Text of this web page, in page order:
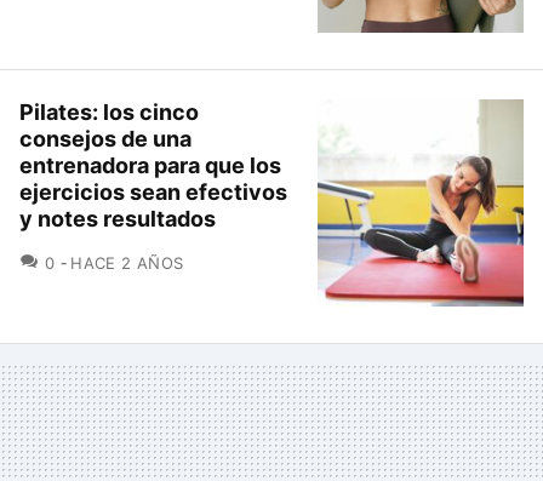
Pilates: los cinco
consejos de una
entrenadora para que los
ejercicios sean efectivos
y notes resultados
0 COMENTARIOS
HACE 2 AÑOS